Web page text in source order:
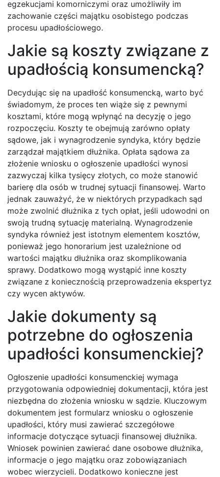
egzekucjami komorniczymi oraz umożliwiły im
zachowanie części majątku osobistego podczas
procesu upadłościowego.
Jakie są koszty związane z
upadłością konsumencką?
Decydując się na upadłość konsumencką, warto być
świadomym, że proces ten wiąże się z pewnymi
kosztami, które mogą wpłynąć na decyzję o jego
rozpoczęciu. Koszty te obejmują zarówno opłaty
sądowe, jak i wynagrodzenie syndyka, który będzie
zarządzał majątkiem dłużnika. Opłata sądowa za
złożenie wniosku o ogłoszenie upadłości wynosi
zazwyczaj kilka tysięcy złotych, co może stanowić
barierę dla osób w trudnej sytuacji finansowej. Warto
jednak zauważyć, że w niektórych przypadkach sąd
może zwolnić dłużnika z tych opłat, jeśli udowodni on
swoją trudną sytuację materialną. Wynagrodzenie
syndyka również jest istotnym elementem kosztów,
ponieważ jego honorarium jest uzależnione od
wartości majątku dłużnika oraz skomplikowania
sprawy. Dodatkowo mogą wystąpić inne koszty
związane z koniecznością przeprowadzenia ekspertyz
czy wycen aktywów.
Jakie dokumenty są
potrzebne do ogłoszenia
upadłości konsumenckiej?
Ogłoszenie upadłości konsumenckiej wymaga
przygotowania odpowiedniej dokumentacji, która jest
niezbędna do złożenia wniosku w sądzie. Kluczowym
dokumentem jest formularz wniosku o ogłoszenie
upadłości, który musi zawierać szczegółowe
informacje dotyczące sytuacji finansowej dłużnika.
Wniosek powinien zawierać dane osobowe dłużnika,
informacje o jego majątku oraz zobowiązaniach
wobec wierzycieli. Dodatkowo konieczne jest